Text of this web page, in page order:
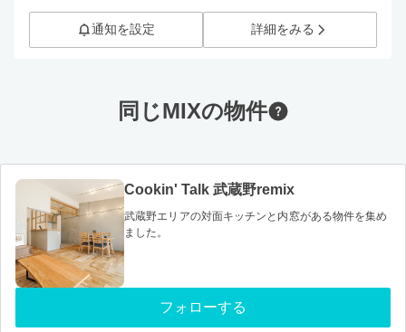
通知を設定 詳細をみる
同じMIXの物件
Cookin' Talk 武蔵野remix
武蔵野エリアの対面キッチンと内窓がある物件を集め
ました。
フォローする